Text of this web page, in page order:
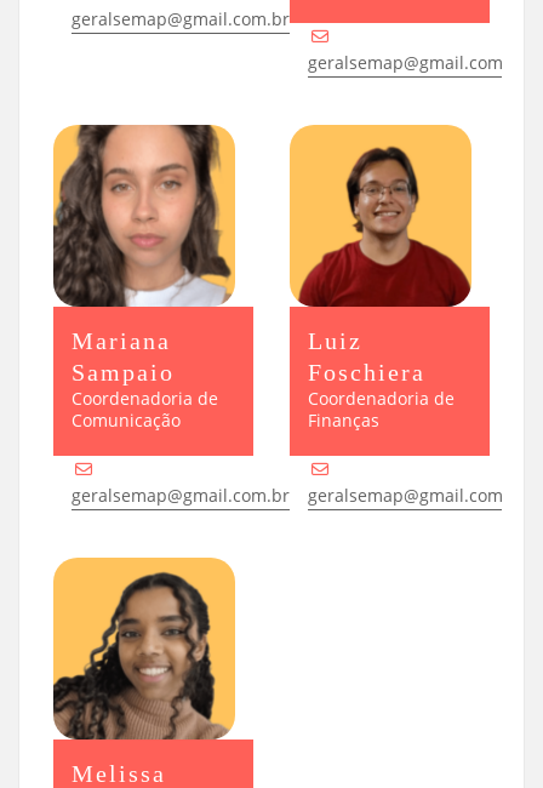
geralsemap@gmail.com.br
geralsemap@gmail.com.br
Mariana
Sampaio
Coordenadoria de
Comunicação
geralsemap@gmail.com.br
Luiz
Foschiera
Coordenadoria de
Finanças
geralsemap@gmail.com.br
Melissa